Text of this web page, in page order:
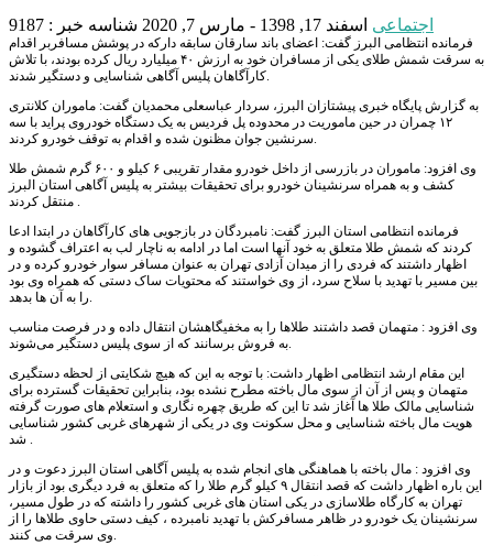
اجتماعی اسفند 17, 1398 - مارس 7, 2020 شناسه خبر : 9187
فرمانده انتظامی البرز گفت: اعضای باند سارقان سابقه دارکه در پوشش مسافربر اقدام
به سرقت شمش طلای یکی از مسافران خود به ارزش ۴۰ میلیارد ریال کرده بودند، با تلاش
کارآگاهان پلیس آگاهی شناسایی و دستگیر شدند.
به گزارش پایگاه خبری پیشتازان البرز، سردار عباسعلی محمدیان گفت: ماموران کلانتری
۱۲ چمران در حین ماموریت در محدوده پل فردیس به یک دستگاه خودروی پراید با سه
سرنشین جوان مظنون شده و اقدام به توقف خودرو کردند.
وی افزود: ماموران در بازرسی از داخل خودرو مقدار تقریبی ۶ کیلو و ۶۰۰ گرم شمش طلا
کشف و به همراه سرنشینان خودرو برای تحقیقات بیشتر به پلیس آگاهی استان البرز
منتقل کردند .
فرمانده انتظامی استان البرز گفت: نامبردگان در بازجویی های کارآگاهان در ابتدا ادعا
کردند که شمش طلا متعلق به خود آنها است اما در ادامه به ناچار لب به اعتراف گشوده و
اظهار داشتند که فردی را از میدان آزادی تهران به عنوان مسافر سوار خودرو کرده و در
بین مسیر با تهدید با سلاح سرد، از وی خواستند که محتویات ساک دستی که همراه وی بود
را به آن ها بدهد.
وی افزود : متهمان قصد داشتند طلاها را به مخفیگاهشان انتقال داده و در فرصت مناسب
به فروش برسانند که از سوی پلیس دستگیر می‌شوند.
این مقام ارشد انتظامی اظهار داشت: با توجه به این که هیچ شکایتی از لحظه دستگیری
متهمان و پس از آن از سوی مال باخته مطرح نشده بود، بنابراین تحقیقات گسترده برای
شناسایی مالک طلا ها آغاز شد تا این که طریق چهره نگاری و استعلام های صورت گرفته
هویت مال باخته شناسایی و محل سکونت وی در یکی از شهرهای غربی کشور شناسایی
شد .
وی افزود : مال باخته با هماهنگی های انجام شده به پلیس آگاهی استان البرز دعوت و در
این باره اظهار داشت که قصد انتقال ۹ کیلو گرم طلا را که متعلق به فرد دیگری بود از بازار
تهران به کارگاه طلاسازی در یکی استان های غربی کشور را داشته که در طول مسیر،
سرنشینان یک خودرو در ظاهر مسافرکش با تهدید نامبرده ، کیف دستی حاوی طلاها را از
وی سرقت می کنند.